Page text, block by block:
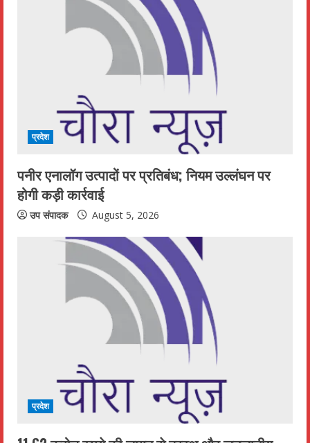
g
प्रदेश
पनीर एनालॉग उत्पादों पर प्रतिबंध; नियम उल्लंघन पर
होगी कड़ी कार्रवाई
उप संपादक August 5, 2026
प्रदेश